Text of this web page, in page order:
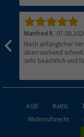
Manfred R.
Nach anfänglicher
überraschend
sehr beachtlich und
waren gut verpackt
AGB BattG
Widerrufsrecht